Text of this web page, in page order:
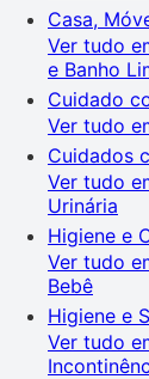
Casa,
Ver tudo
e Banho
Cuidado
Ver tudo
Cuidados
Ver tudo
Urinária
Higiene e
Ver tudo
Bebê
Higiene e
Ver tudo